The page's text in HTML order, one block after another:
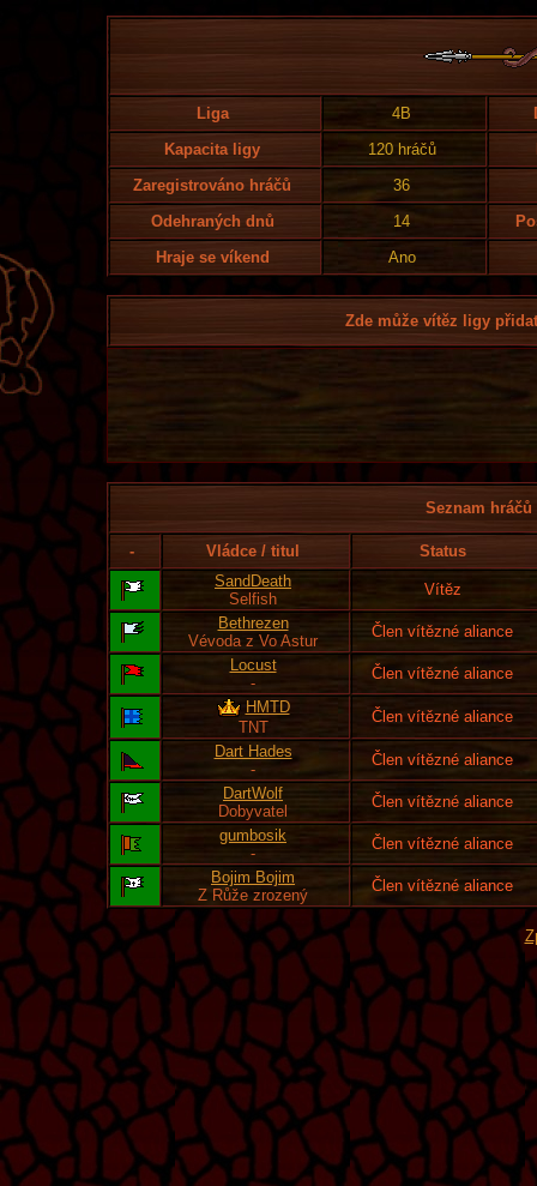
Liga 4B
Kapacita ligy
120 hráčů
Zaregistrováno hráčů
36
Odehraných dnů
14
Hraje se víkend
Ano
Zde může vítěz ligy
Seznam
- Vládce / titul
Status
SandDeath
Selfish
Vítěz
Bethrezen
Vévoda z Vo Astur
Člen vítězné aliance
Locust
-
Člen vítězné aliance
HMTD
TNT
Člen vítězné aliance
Dart Hades
-
Člen vítězné aliance
DartWolf
Dobyvatel
Člen vítězné aliance
gumbosik
-
Člen vítězné aliance
Bojim Bojim
Z Růže zrozený
Člen vítězné aliance